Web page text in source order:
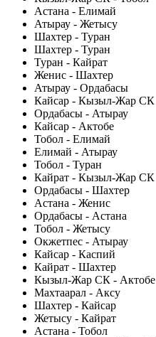
Астана - Елимай
Атырау - Жетысу
Шахтер - Туран
Шахтер - Туран
Туран - Кайрат
Женис - Шахтер
Атырау - Ордабасы
Кайсар - Кызыл-Жар СК
Ордабасы - Атырау
Кайсар - Актобе
Тобол - Елимай
Елимай - Атырау
Тобол - Туран
Кайрат - Кызыл-Жар СК
Ордабасы - Шахтер
Астана - Женис
Ордабасы - Астана
Тобол - Жетысу
Окжетпес - Атырау
Кайсар - Каспий
Кайрат - Шахтер
Кызыл-Жар СК - Актобе
Махтаарал - Аксу
Шахтер - Кайсар
Жетысу - Кайрат
Астана - Тобол